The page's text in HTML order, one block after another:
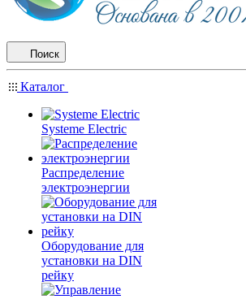
Поиск
Каталог
Systeme Electric
Распределение
электроэнергии
Оборудование для
установки на DIN
рейку